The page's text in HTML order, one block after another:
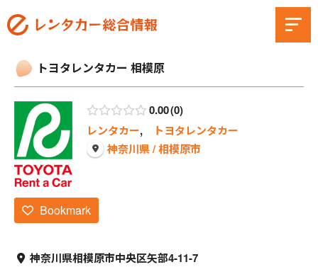
トヨタレンタカー 相模原
0.00 0
レンタカー,
トヨタレンタカー
神奈川県 / 相模原市
Bookmark
神奈川県相模原市中央区矢部4-11-7